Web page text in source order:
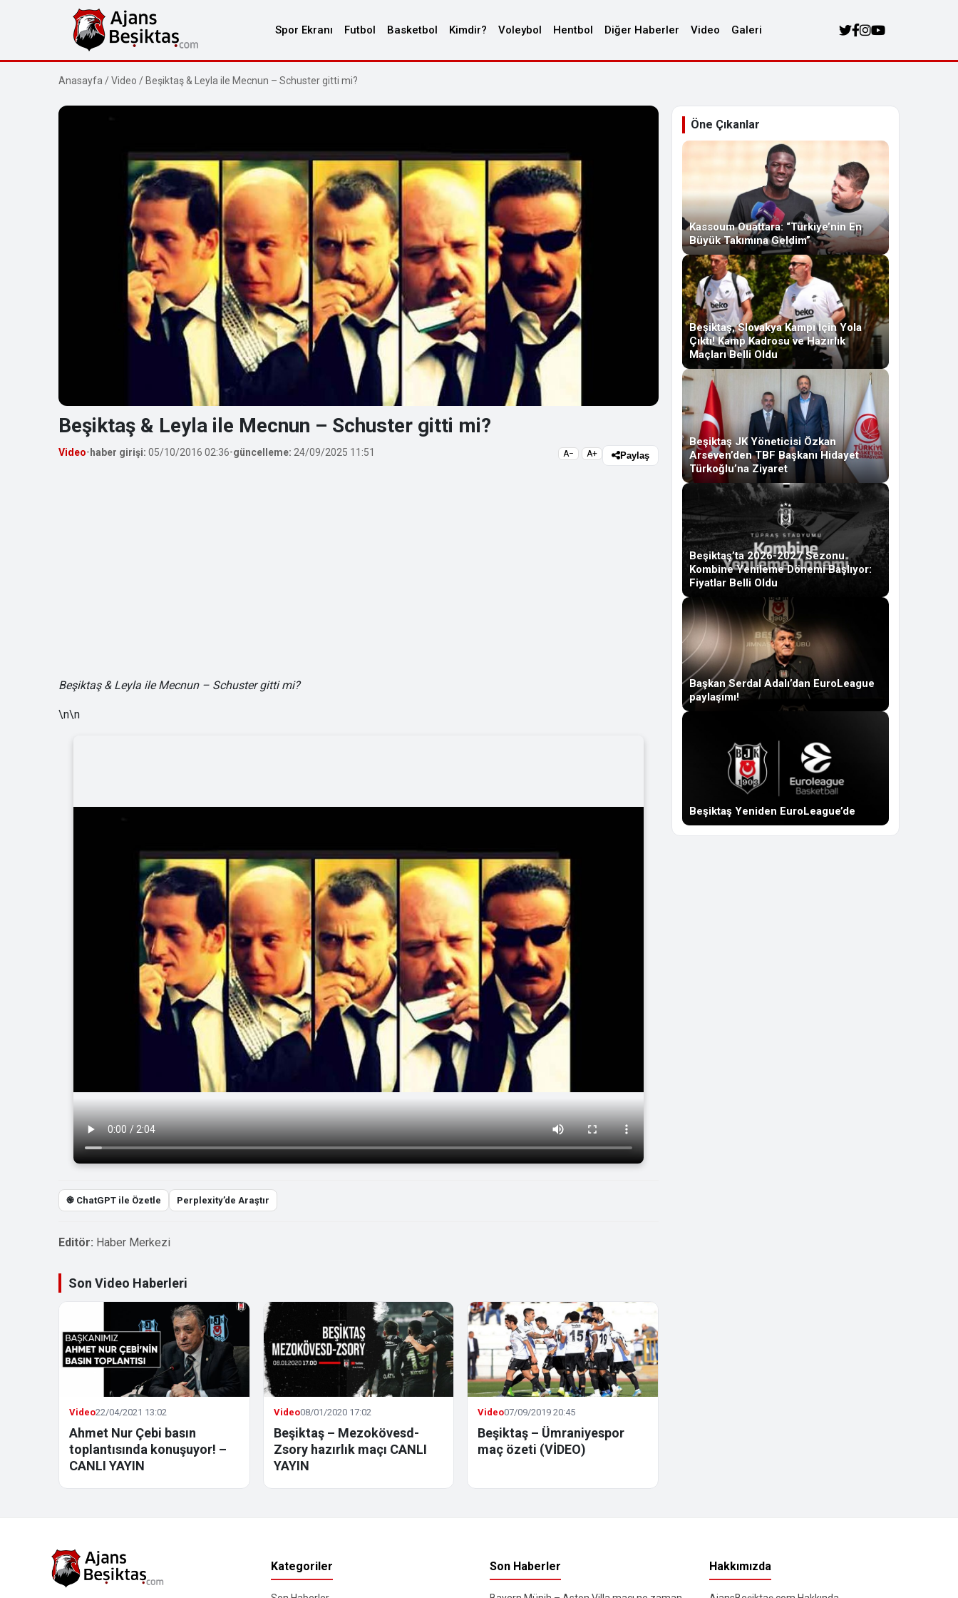
Spor Ekranı Futbol Basketbol Kimdir? Voleybol Hentbol Diğer Haberler Video Galeri
Anasayfa /Video / Beşiktaş & Leyla ile Mecnun – Schuster gitti mi?
Beşiktaş & Leyla ile Mecnun – Schuster gitti mi?
Video• haber girişi: 05/10/2016 02:36•güncelleme: 24/09/2025 11:51 A− A+ Paylaş
Beşiktaş & Leyla ile Mecnun – Schuster gitti mi?
\n\n
֎ ChatGPT ile Özetle Perplexity’de Araştır
Editör: Haber Merkezi
Son Video Haberleri
Video22/04/2021 13:02
Ahmet Nur Çebi basın
toplantısında konuşuyor! –
CANLI YAYIN
Video08/01/2020 17:02
Beşiktaş – Mezokövesd-
Zsory hazırlık maçı CANLI
YAYIN
Video07/09/2019 20:45
Beşiktaş – Ümraniyespor
maç özeti (VİDEO)
Öne Çıkanlar
Kassoum Ouattara: “Türkiye’nin En
Büyük Takımına Geldim”
Beşiktaş, Slovakya Kampı İçin Yola
Çıktı! Kamp Kadrosu ve Hazırlık
Maçları Belli Oldu
Beşiktaş JK Yöneticisi Özkan
Arseven’den TBF Başkanı Hidayet
Türkoğlu’na Ziyaret
Beşiktaş’ta 2026-2027 Sezonu
Kombine Yenileme Dönemi Başlıyor:
Fiyatlar Belli Oldu
Başkan Serdal Adalı’dan EuroLeague
paylaşımı!
Beşiktaş Yeniden EuroLeague’de
Kategoriler Son Haberler Hakkımızda